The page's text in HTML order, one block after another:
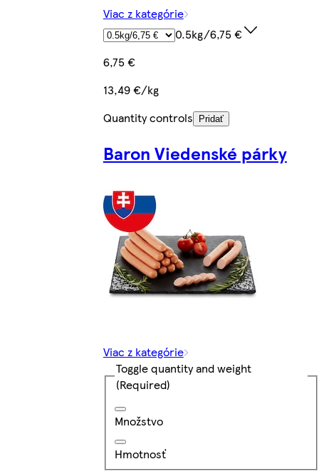
Viac z kategórie
0.5kg/6,75 €
6,75 €
13,49 €/kg
Quantity controls
Pridať
Baron Viedenské párky
Viac z kategórie
Toggle quantity and weight
(Required)
Množstvo
Hmotnosť